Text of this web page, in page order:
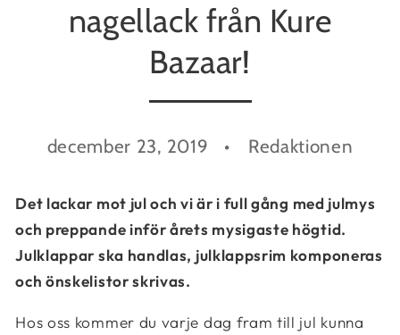
nagellack från Kure
Bazaar!
december 23, 2019 Redaktionen
Det lackar mot jul och vi är i full gång med julmys
och preppande inför årets mysigaste högtid.
Julklappar ska handlas, julklappsrim komponeras
och önskelistor skrivas.
Hos oss kommer du varje dag fram till jul kunna